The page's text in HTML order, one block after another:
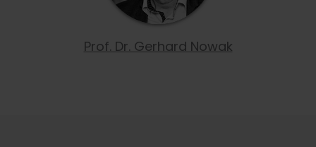
Prof. Dr. Gerhard Nowak